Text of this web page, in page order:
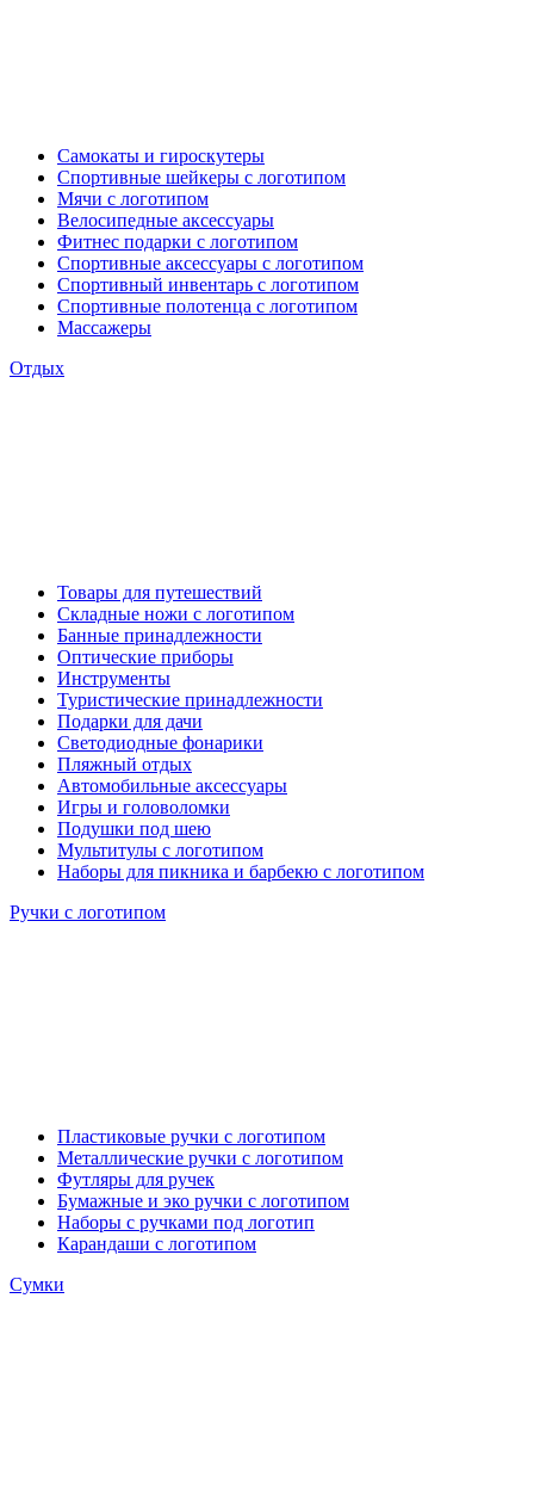
Самокаты и гироскутеры
Спортивные шейкеры с логотипом
Мячи с логотипом
Велосипедные аксессуары
Фитнес подарки с логотипом
Спортивные аксессуары с логотипом
Спортивный инвентарь с логотипом
Спортивные полотенца с логотипом
Массажеры
Отдых
Товары для путешествий
Складные ножи с логотипом
Банные принадлежности
Оптические приборы
Инструменты
Туристические принадлежности
Подарки для дачи
Светодиодные фонарики
Пляжный отдых
Автомобильные аксессуары
Игры и головоломки
Подушки под шею
Мультитулы с логотипом
Наборы для пикника и барбекю с логотипом
Ручки с логотипом
Пластиковые ручки с логотипом
Металлические ручки с логотипом
Футляры для ручек
Бумажные и эко ручки с логотипом
Наборы с ручками под логотип
Карандаши с логотипом
Сумки